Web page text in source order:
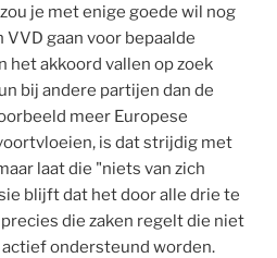
je met enige goede wil nog
VVD gaan voor bepaalde
het akkoord vallen op zoek
bij andere partijen dan de
meer Europese
is dat strijdig met
laat die "niets van zich
blijft dat het door alle drie te
die zaken regelt die niet
ondersteund worden.